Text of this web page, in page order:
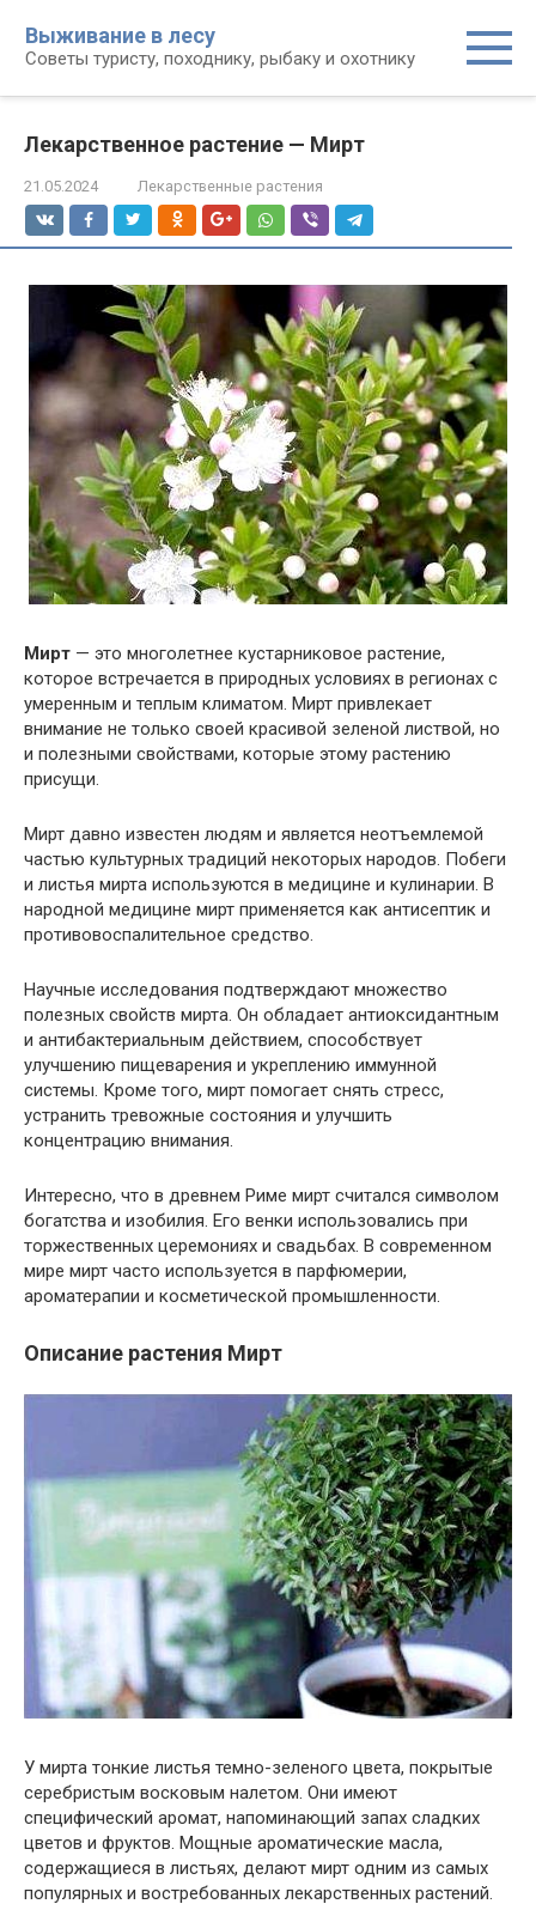
контенту
Выживание в лесу
Советы туристу, походнику, рыбаку и охотнику
Лекарственное растение — Мирт
21.05.2024 Лекарственные растения
Мирт — это многолетнее кустарниковое растение,
которое встречается в природных условиях в регионах с
умеренным и теплым климатом. Мирт привлекает
внимание не только своей красивой зеленой листвой, но
и полезными свойствами, которые этому растению
присущи.
Мирт давно известен людям и является неотъемлемой
частью культурных традиций некоторых народов. Побеги
и листья мирта используются в медицине и кулинарии. В
народной медицине мирт применяется как антисептик и
противовоспалительное средство.
Научные исследования подтверждают множество
полезных свойств мирта. Он обладает антиоксидантным
и антибактериальным действием, способствует
улучшению пищеварения и укреплению иммунной
системы. Кроме того, мирт помогает снять стресс,
устранить тревожные состояния и улучшить
концентрацию внимания.
Интересно, что в древнем Риме мирт считался символом
богатства и изобилия. Его венки использовались при
торжественных церемониях и свадьбах. В современном
мире мирт часто используется в парфюмерии,
ароматерапии и косметической промышленности.
Описание растения Мирт
У мирта тонкие листья темно-зеленого цвета, покрытые
серебристым восковым налетом. Они имеют
специфический аромат, напоминающий запах сладких
цветов и фруктов. Мощные ароматические масла,
содержащиеся в листьях, делают мирт одним из самых
популярных и востребованных лекарственных растений.